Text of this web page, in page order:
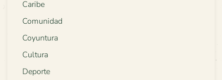
Caribe
Comunidad
Coyuntura
Cultura
Deporte